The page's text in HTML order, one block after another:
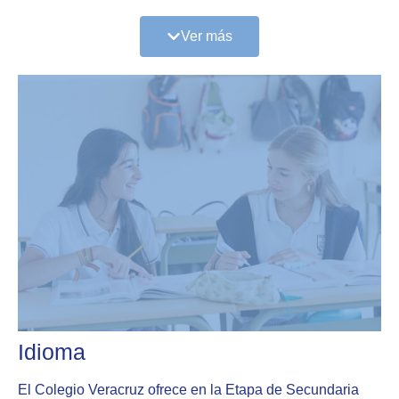
Optamos por una enseñanza basada en la
adquisición de conocimientos, para que los
Realizamos evaluaciones mediante exámenes y
pruebas escritas.
Los alumnos disponen de media hora de lectura
Hacemos dictados para seguir mejorando la
ortografía.
Implementamos el programa “Grandes libros”
en el aula.
No se usa calculadora en la asignatura de
Matemáticas.
En la asignatura de Plástica aprenden técnicas
de acuarela, carboncillo, así como la
Fomentamos el juego en los patios.
Ver más
Idioma
El Colegio Veracruz ofrece en la Etapa de Secundaria